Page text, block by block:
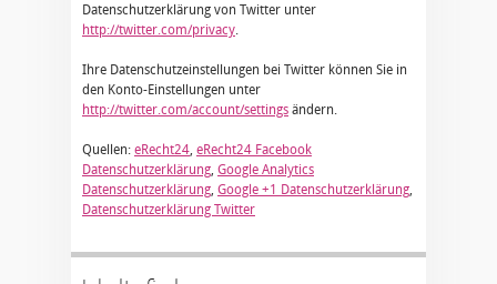
Datenschutzerklärung von Twitter unter
http://twitter.com/privacy.
Ihre Datenschutzeinstellungen bei Twitter können Sie in
den Konto-Einstellungen unter
http://twitter.com/account/settings ändern.
Quellen: eRecht24, eRecht24 Facebook
Datenschutzerklärung, Google Analytics
Datenschutzerklärung, Google +1 Datenschutzerklärung,
Datenschutzerklärung Twitter